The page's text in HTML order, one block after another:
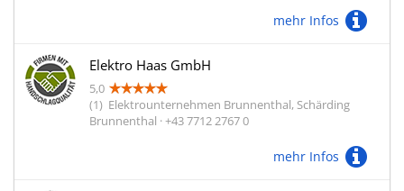
mehr Infos
Elektro Haas GmbH
5,0
(1) Elektrounternehmen Brunnenthal, Schärding
Brunnenthal · +43 7712 2767 0
mehr Infos